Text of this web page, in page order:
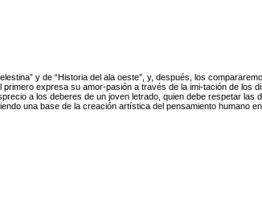
y de “Historia del ala oeste”, y, después, los
expresa su amor-pasión a través de la imi-tación de los
a los deberes de un joven letrado, quien debe respetar
una base de la creación artística del pensamiento humano